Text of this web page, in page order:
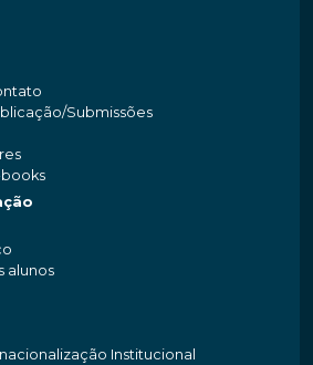
Submissões
alunos
Institucional